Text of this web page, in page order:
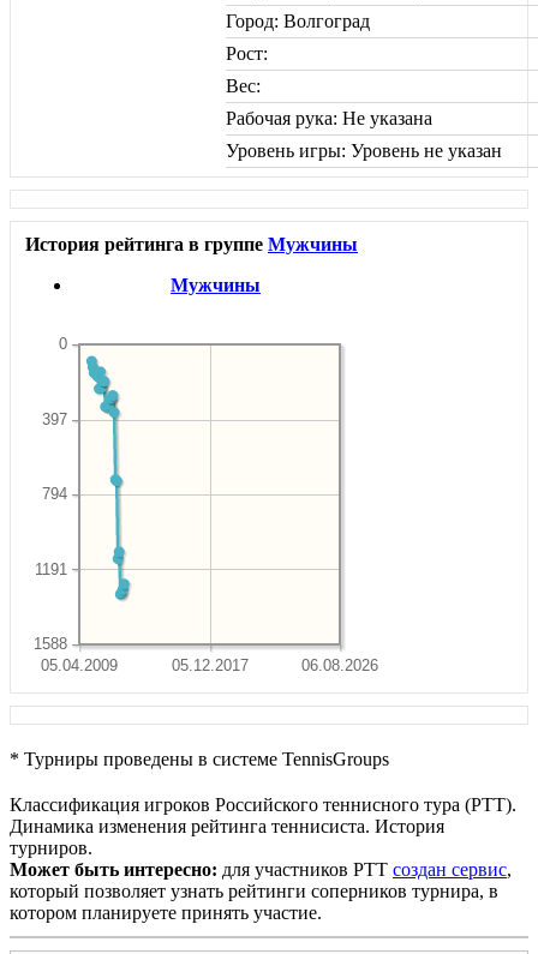
Город: Волгоград
Рост:
Вес:
Рабочая рука: Не указана
Уровень игры: Уровень не указан
История рейтинга в группе Мужчины
Мужчины
05.04.2009 05.12.2017 06.08.2026
1588
1191
794
397
0
* Турниры проведены в системе TennisGroups
Классификация игроков Российского теннисного тура (РТТ).
Динамика изменения рейтинга теннисиста. История
турниров.
Может быть интересно: для участников РТТ создан сервис,
который позволяет узнать рейтинги соперников турнира, в
котором планируете принять участие.